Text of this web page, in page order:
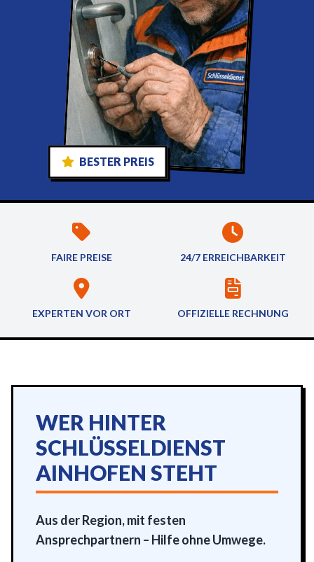
BESTER PREIS
FAIRE PREISE 24/7 ERREICHBARKEIT
EXPERTEN VOR ORT OFFIZIELLE RECHNUNG
WER HINTER
SCHLÜSSELDIENST
AINHOFEN STEHT
Aus der Region, mit festen
Ansprechpartnern – Hilfe ohne Umwege.